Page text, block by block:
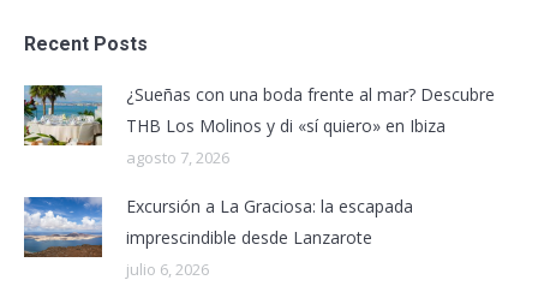
Recent Posts
¿Sueñas con una boda frente al mar? Descubre
THB Los Molinos y di «sí quiero» en Ibiza
agosto 7, 2026
Excursión a La Graciosa: la escapada
imprescindible desde Lanzarote
julio 6, 2026